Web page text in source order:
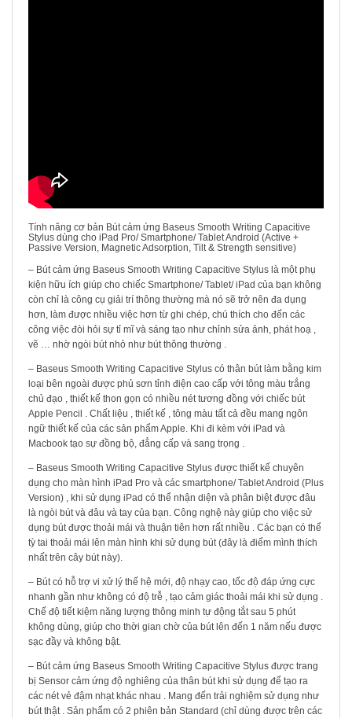
Tính năng cơ bản Bút cảm ứng Baseus Smooth Writing Capacitive
Stylus dùng cho iPad Pro/ Smartphone/ Tablet Android (Active +
Passive Version, Magnetic Adsorption, Tilt & Strength sensitive)
– Bút cảm ứng Baseus Smooth Writing Capacitive Stylus là một phụ
kiện hữu ích giúp cho chiếc Smartphone/ Tablet/ iPad của bạn không
còn chỉ là công cụ giải trí thông thường mà nó sẽ trở nên đa dụng
hơn, làm được nhiều việc hơn từ ghi chép, chú thích cho đến các
công việc đòi hỏi sự tỉ mĩ và sáng tạo như chỉnh sửa ảnh, phát hoạ ,
vẽ … nhờ ngòi bút nhỏ như bút thông thường .
– Baseus Smooth Writing Capacitive Stylus có thân bút làm bằng kim
loại bên ngoài được phủ sơn tỉnh điện cao cấp với tông màu trắng
chủ đạo , thiết kế thon gọn có nhiều nét tương đồng với chiếc bút
Apple Pencil . Chất liệu , thiết kế , tông màu tất cả đều mang ngôn
ngữ thiết kế của các sản phẩm Apple. Khi đi kèm với iPad và
Macbook tạo sự đồng bộ, đẳng cấp và sang trọng .
– Baseus Smooth Writing Capacitive Stylus được thiết kế chuyên
dụng cho màn hình iPad Pro và các smartphone/ Tablet Android (Plus
Version) , khi sử dụng iPad có thể nhận diện và phân biệt được đâu
là ngòi bút và đâu và tay của bạn. Công nghệ này giúp cho việc sử
dụng bút được thoải mái và thuận tiên hơn rất nhiều . Các bạn có thể
tỳ tai thoải mái lên màn hình khi sử dụng bút (đây là điểm mình thích
nhất trên cây bút này).
– Bút có hỗ trợ vi xử lý thế hệ mới, độ nhạy cao, tốc độ đáp ứng cực
nhanh gần như không có độ trễ , tạo cảm giác thoải mái khi sử dụng .
Chế độ tiết kiệm năng lượng thông minh tự động tắt sau 5 phút
không dùng, giúp cho thời gian chờ của bút lên đến 1 năm nếu được
sạc đầy và không bật.
– Bút cảm ứng Baseus Smooth Writing Capacitive Stylus được trang
bị Sensor cảm ứng độ nghiêng của thân bút khi sử dụng để tạo ra
các nét vẻ đậm nhạt khác nhau . Mang đến trải nghiệm sử dụng như
bút thật . Sản phẩm có 2 phiên bản Standard (chỉ dùng được trên các